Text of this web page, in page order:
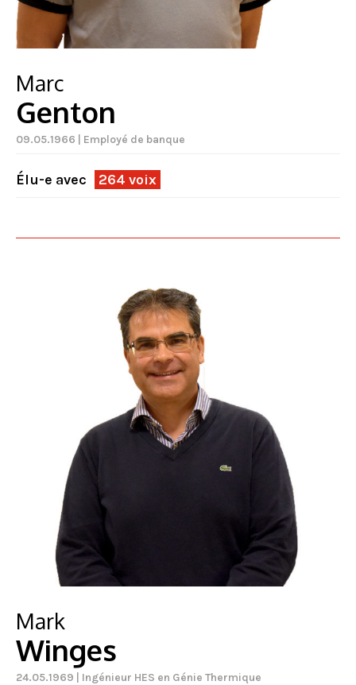
Marc
Genton
09.05.1966 | Employé de banque
Élu-e avec 264 voix
Mark
Winges
24.05.1969 | Ingénieur HES en Génie Thermique